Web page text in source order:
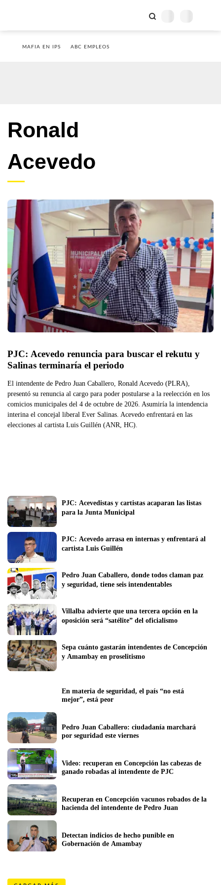
MAFIA EN IPS ABC EMPLEOS
Ronald
Acevedo
PJC: Acevedo renuncia para buscar el rekutu y
Salinas terminaría el periodo
El intendente de Pedro Juan Caballero, Ronald Acevedo (PLRA),
presentó su renuncia al cargo para poder postularse a la reelección en los
comicios municipales del 4 de octubre de 2026. Asumiría la intendencia
interina el concejal liberal Ever Salinas. Acevedo enfrentará en las
elecciones al cartista Luis Guillén (ANR, HC).
PJC: Acevedistas y cartistas acaparan las listas
PJC: Acevedo arrasa en internas y enfrentará al
Pedro Juan Caballero, donde todos claman paz
Villalba advierte que una tercera opción en la
oposición será “satélite” del oficialismo
Sepa cuánto gastarán intendentes de Concepción
y Amambay en proselitismo
En materia de seguridad, el país “no está
mejor”, está peor
Pedro Juan Caballero: ciudadanía marchará
por seguridad este viernes
Video: recuperan en Concepción las cabezas de
ganado robadas al intendente de PJC
Recuperan en Concepción vacunos robados de la
hacienda del intendente de Pedro Juan
Detectan indicios de hecho punible en
Gobernación de Amambay